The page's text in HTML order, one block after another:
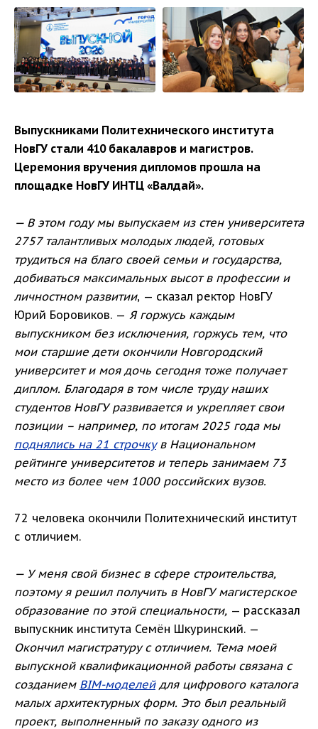
Выпускниками Политехнического института
НовГУ стали 410 бакалавров и магистров.
Церемония вручения дипломов прошла на
площадке НовГУ ИНТЦ «Валдай».
— В этом году мы выпускаем из стен университета
2757 талантливых молодых людей, готовых
трудиться на благо своей семьи и государства,
добиваться максимальных высот в профессии и
личностном развитии, — сказал ректор НовГУ
Юрий Боровиков. — Я горжусь каждым
выпускником без исключения, горжусь тем, что
мои старшие дети окончили Новгородский
университет и моя дочь сегодня тоже получает
диплом. Благодаря в том числе труду наших
студентов НовГУ развивается и укрепляет свои
позиции – например, по итогам 2025 года мы
поднялись на 21 строчкув Национальном
рейтинге университетов и теперь занимаем 73
место из более чем 1000 российских вузов.
72 человека окончили Политехнический институт
с отличием.
— У меня свой бизнес в сфере строительства,
поэтому я решил получить в НовГУ магистерское
образование по этой специальности, — рассказал
выпускник института Семён Шкуринский. —
Окончил магистратуру с отличием. Тема моей
выпускной квалификационной работы связана с
созданием BIM-моделейдля цифрового каталога
малых архитектурных форм. Это был реальный
проект, выполненный по заказу одного из